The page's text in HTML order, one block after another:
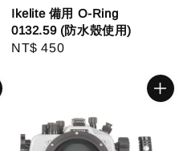
Ikelite 備用 O-Ring
0132.59 (防水殼使用)
Regular
NT$ 450